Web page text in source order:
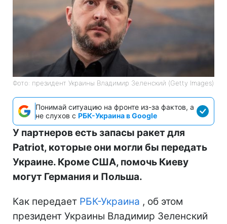
Фото: президент Украины Владимир Зеленский (Getty Images)
Понимай ситуацию на фронте из-за фактов, а
не слухов с РБК-Украина в Google
У партнеров есть запасы ракет для
Patriot, которые они могли бы передать
Украине. Кроме США, помочь Киеву
могут Германия и Польша.
Как передает РБК-Украина , об этом
президент Украины Владимир Зеленский